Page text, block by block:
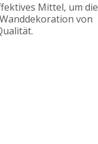
Mittel, um die
von